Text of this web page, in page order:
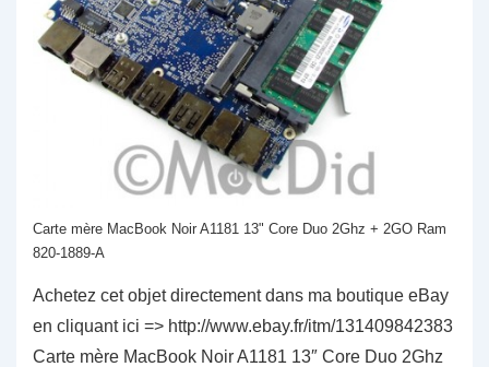
Carte mère MacBook Noir A1181 13" Core Duo 2Ghz + 2GO Ram
820-1889-A
Achetez cet objet directement dans ma boutique eBay
en cliquant ici => http://www.ebay.fr/itm/131409842383
Carte mère MacBook Noir A1181 13″ Core Duo 2Ghz